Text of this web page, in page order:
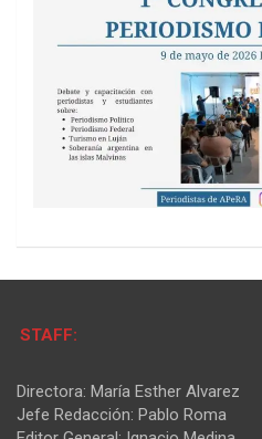
STAFF:
Directora: María Esther Alvarez
Jefe Redacción: Pablo Roma